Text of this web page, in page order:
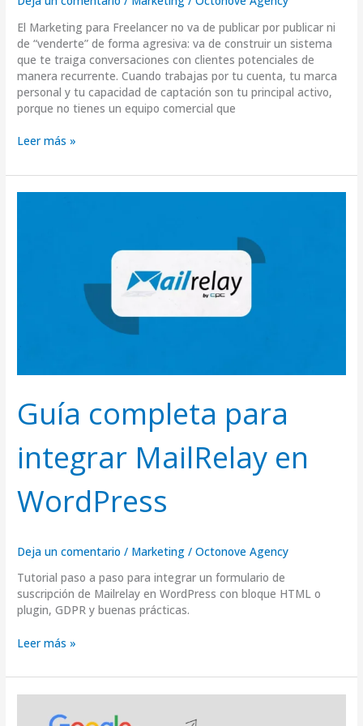
El Marketing para Freelancer no va de publicar por publicar ni
de “venderte” de forma agresiva: va de construir un sistema
que te traiga conversaciones con clientes potenciales de
manera recurrente. Cuando trabajas por tu cuenta, tu marca
personal y tu capacidad de captación son tu principal activo,
porque no tienes un equipo comercial que
Leer más »
Guía completa para
integrar MailRelay en
WordPress
Deja un comentario / Marketing /Octonove Agency
Tutorial paso a paso para integrar un formulario de
suscripción de Mailrelay en WordPress con bloque HTML o
plugin, GDPR y buenas prácticas.
Leer más »